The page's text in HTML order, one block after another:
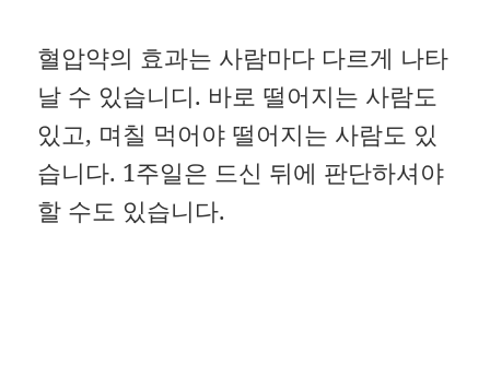
혈압약의 효과는 사람마다 다르게 나타
날 수 있습니디. 바로 떨어지는 사람도
있고, 며칠 먹어야 떨어지는 사람도 있
습니다. 1주일은 드신 뒤에 판단하셔야
할 수도 있습니다.